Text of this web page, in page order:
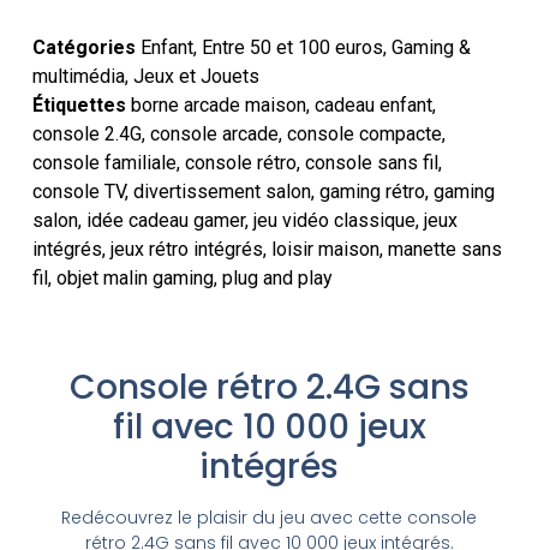
Catégories Enfant, Entre 50 et 100 euros, Gaming &
multimédia, Jeux et Jouets
Étiquettes borne arcade maison, cadeau enfant,
console 2.4G, console arcade, console compacte,
console familiale, console rétro, console sans fil,
console TV, divertissement salon, gaming rétro, gaming
salon, idée cadeau gamer, jeu vidéo classique, jeux
intégrés, jeux rétro intégrés, loisir maison, manette sans
fil, objet malin gaming, plug and play
Console rétro 2.4G sans
fil avec 10 000 jeux
intégrés
Redécouvrez le plaisir du jeu avec cette console
rétro 2.4G sans fil avec 10 000 jeux intégrés.